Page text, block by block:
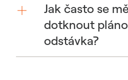
Jak často se
dotknout
odstávka?